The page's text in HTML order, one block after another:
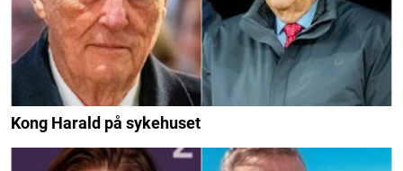
Kong Harald på sykehuset